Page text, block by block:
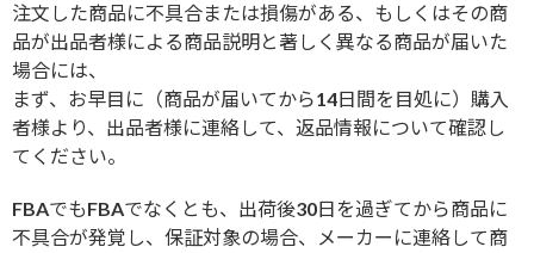
注文した商品に不具合または損傷がある、もしくはその商
品が出品者様による商品説明と著しく異なる商品が届いた
場合には、
まず、お早目に（商品が届いてから14日間を目処に）購入
者様より、出品者様に連絡して、返品情報について確認し
てください。
FBAでもFBAでなくとも、出荷後30日を過ぎてから商品に
不具合が発覚し、保証対象の場合、メーカーに連絡して商